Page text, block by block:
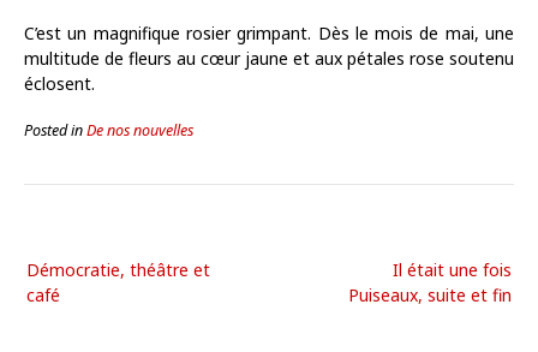
C’est un magnifique rosier grimpant. Dès le mois de mai, une
multitude de fleurs au cœur jaune et aux pétales rose soutenu
éclosent.
Posted inDe nos nouvelles
Il était une fois
Puiseaux, suite et fin
Démocratie, théâtre et
café